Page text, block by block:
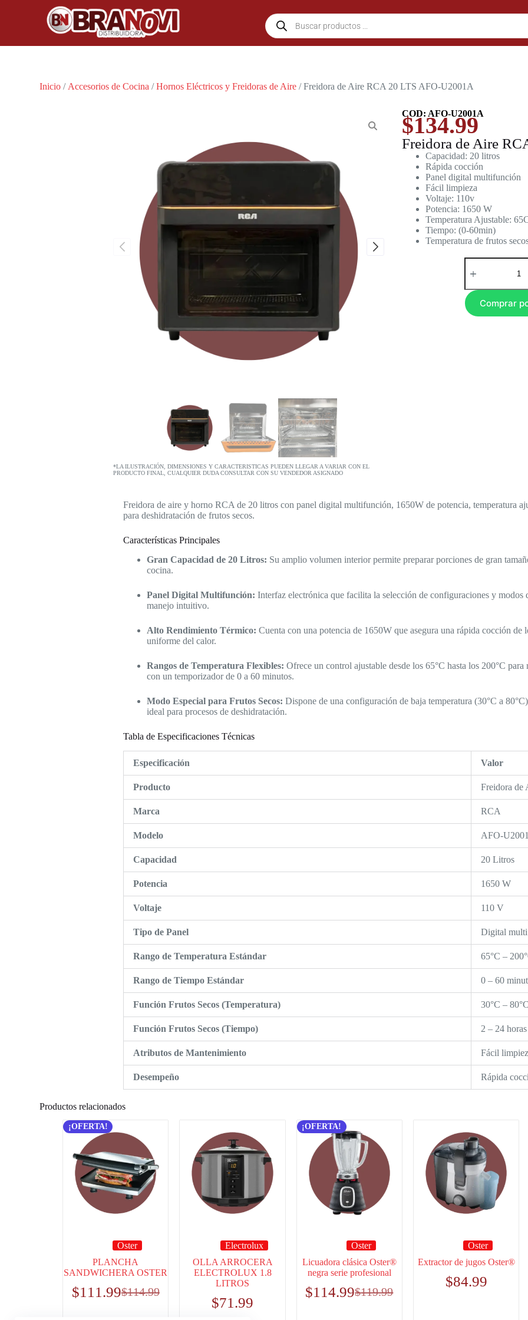
Inicio / Accesorios de Cocina /Hornos Eléctricos y Freidoras de Aire / Freidora de Aire RCA 20 LTS AFO-U2001A
*LA ILUSTRACIÓN, DIMENSIONES Y CARACTERISTICAS PUEDEN LLEGAR A VARIAR CON EL
PRODUCTO FINAL, CUALQUIER DUDA CONSULTAR CON SU VENDEDOR ASIGNADO
COD: AFO-U2001A
$134.99
Freidora de Aire
Capacidad: 20 litros
Rápida cocción
Panel digital multifunción
Fácil limpieza
Voltaje: 110v
Potencia: 1650 W
Temperatura Ajustable:
Tiempo: (0-60min)
Temperatura de frutos
Comprar
Freidora de aire y horno RCA de 20 litros con panel digital multifunción, 1650W de potencia, temperatura
para deshidratación de frutos secos.
Características Principales
Gran Capacidad de 20 Litros: Su amplio volumen interior permite preparar porciones de gran
cocina.
Panel Digital Multifunción: Interfaz electrónica que facilita la selección de configuraciones y modos
manejo intuitivo.
Alto Rendimiento Térmico: Cuenta con una potencia de 1650W que asegura una rápida cocción de
uniforme del calor.
Rangos de Temperatura Flexibles: Ofrece un control ajustable desde los 65°C hasta los 200°C
con un temporizador de 0 a 60 minutos.
Modo Especial para Frutos Secos: Dispone de una configuración de baja temperatura (30°C a
ideal para procesos de deshidratación.
Tabla de Especificaciones Técnicas
Especificación Valor
Producto Freidora de
Marca RCA
Modelo AFO-
Capacidad 20 Litros
Potencia 1650 W
Voltaje 110 V
Tipo de Panel Digital
Rango de Temperatura Estándar 65°C –
Rango de Tiempo Estándar 0 – 60
Función Frutos Secos (Temperatura) 30°C – 80°C
Función Frutos Secos (Tiempo) 2 – 24 horas
Atributos de Mantenimiento Fácil
Desempeño Rápida
Productos relacionados
¡OFERTA!
Oster
PLANCHA
SANDWICHERA OSTER
$114.99
$111.99
Electrolux
OLLA ARROCERA
ELECTROLUX 1.8
LITROS
$71.99
¡OFERTA!
Oster
Licuadora clásica Oster®
negra serie profesional
$119.99
$114.99
Oster
Extractor de jugos Oster®
$84.99